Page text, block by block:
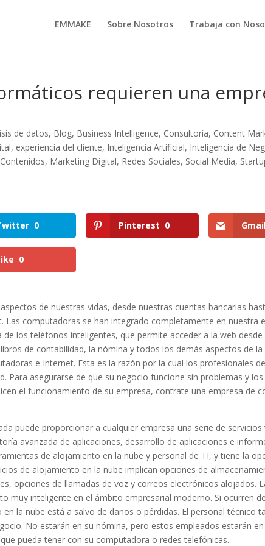
EMMAKE Sobre Nosotros Trabaja con
requieren una
de datos, Blog, Business Intelligence, Consultoría, Content
, experiencia del cliente, Inteligencia Artificial, Inteligencia de
, Marketing Digital, Redes Sociales, Social Media,
0 Pinterest 0
0
de nuestras vidas, desde nuestras cuentas bancarias
computadoras se han integrado completamente en nuestra
los teléfonos inteligentes, que permite acceder a la web desde
de contabilidad, la nómina y todos los demás aspectos de la
e Internet. Esta es la razón por la cual los profesionales
Para asegurarse de que su negocio funcione sin problemas y los
el funcionamiento de su empresa, contrate una empresa de
puede proporcionar a cualquier empresa una serie de servicios
avanzada de aplicaciones, desarrollo de aplicaciones e
de alojamiento en la nube y personal de TI, y tiene la
de alojamiento en la nube implican opciones de
opciones de llamadas de voz y correos electrónicos alojados.
muy inteligente en el ámbito empresarial moderno. Si ocurren
la nube está a salvo de daños o pérdidas. El personal técnico
No estarán en su nómina, pero estos empleados estarán
pueda tener con su computadora o redes telefónicas.